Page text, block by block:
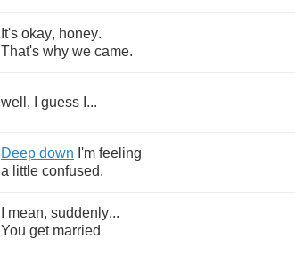
It's okay, honey.
That's why we came.
well , guess ...
Deep down I'm feeling
a little confused.
mean, suddenly...
You get married